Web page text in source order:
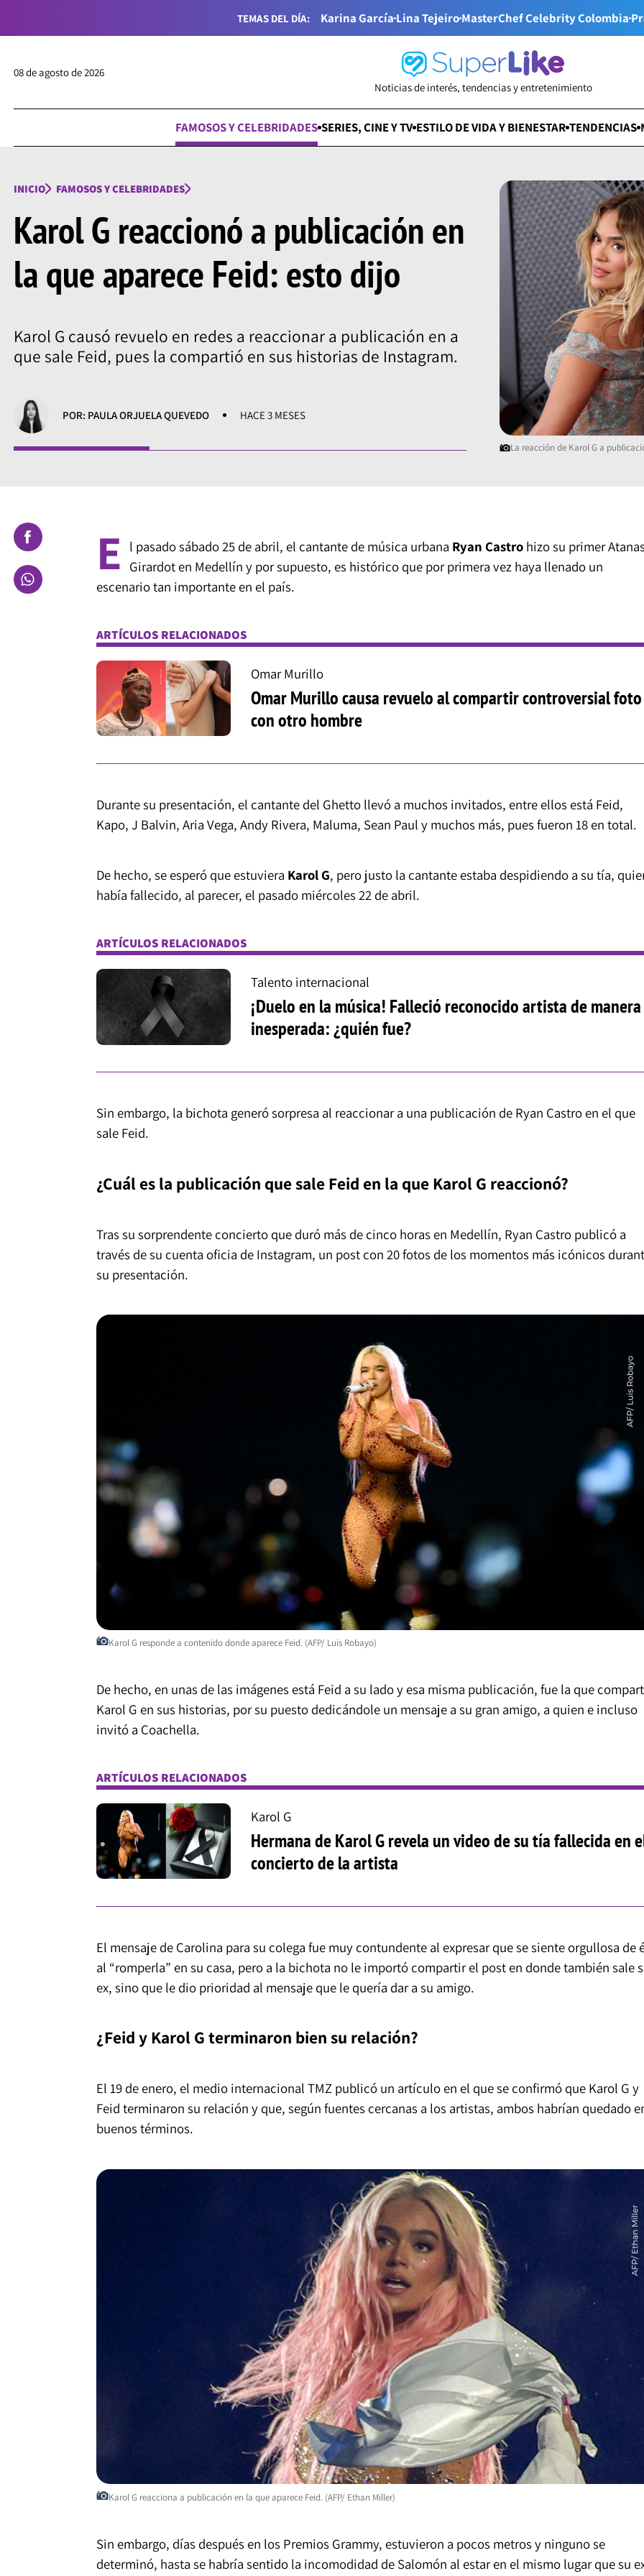
TEMAS DEL DÍA: Karina GarcíaLina TejeiroMasterChef Celebrity Colombia
08 de agosto de 2026
Noticias de interés, tendencias y entretenimiento
FAMOSOS Y CELEBRIDADES SERIES, CINE Y TV ESTILO DE VIDA Y BIENESTAR TENDENCIAS
INICIO FAMOSOS Y CELEBRIDADES
Karol G reaccionó a publicación en
la que aparece Feid: esto dijo
Karol G causó revuelo en redes a reaccionar a publicación en a
que sale Feid, pues la compartió en sus historias de Instagram.
POR: PAULA ORJUELA QUEVEDO HACE 3 MESES
La reacción de Karol G a
E l pasado sábado 25 de abril, el cantante de música urbana Ryan Castrohizo su primer
Girardot en Medellín y por supuesto, es histórico que por primera vez haya llenado un
escenario tan importante en el país.
ARTÍCULOS RELACIONADOS
Omar Murillo
Omar Murillo causa revuelo al compartir controversial foto
con otro hombre
Durante su presentación, el cantante del Ghetto llevó a muchos invitados, entre ellos está Feid,
Kapo, J Balvin, Aria Vega, Andy Rivera, Maluma, Sean Paul y muchos más, pues fueron 18 en total.
De hecho, se esperó que estuviera Karol G, pero justo la cantante estaba despidiendo a su tía,
había fallecido, al parecer, el pasado miércoles 22 de abril.
ARTÍCULOS RELACIONADOS
Talento internacional
¡Duelo en la música! Falleció reconocido artista de manera
inesperada: ¿quién fue?
Sin embargo, la bichota generó sorpresa al reaccionar a una publicación de Ryan Castro en el que
sale Feid.
¿Cuál es la publicación que sale Feid en la que Karol G reaccionó?
Tras su sorprendente concierto que duró más de cinco horas en Medellín, Ryan Castro publicó a
través de su cuenta oficia de Instagram, un post con 20 fotos de los momentos más icónicos
su presentación.
Karol G responde a contenido donde aparece Feid. (AFP/ Luis Robayo)
De hecho, en unas de las imágenes está Feid a su lado y esa misma publicación, fue la que
Karol G en sus historias, por su puesto dedicándole un mensaje a su gran amigo, a quien e incluso
invitó a Coachella.
ARTÍCULOS RELACIONADOS
Karol G
Hermana de Karol G revela un video de su tía fallecida en
concierto de la artista
El mensaje de Carolina para su colega fue muy contundente al expresar que se siente orgullosa de
al “romperla” en su casa, pero a la bichota no le importó compartir el post en donde también sale
ex, sino que le dio prioridad al mensaje que le quería dar a su amigo.
¿Feid y Karol G terminaron bien su relación?
El 19 de enero, el medio internacional TMZ publicó un artículo en el que se confirmó que Karol G y
Feid terminaron su relación y que, según fuentes cercanas a los artistas, ambos habrían quedado
buenos términos.
Karol G reacciona a publicación en la que aparece Feid. (AFP/ Ethan Miller)
Sin embargo, días después en los Premios Grammy, estuvieron a pocos metros y ninguno se
determinó, hasta se habría sentido la incomodidad de Salomón al estar en el mismo lugar que su